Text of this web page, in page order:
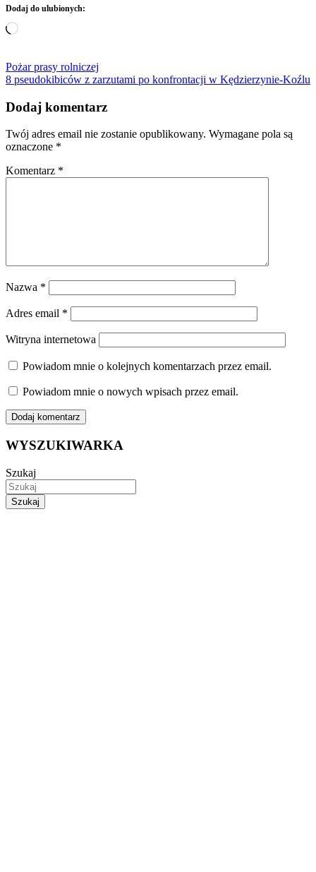
Dodaj do ulubionych:
Wczytywanie…
Nawigacja
wpisu
Pożar prasy rolniczej
8 pseudokibiców z zarzutami po konfrontacji w Kędzierzynie-Koźlu
Dodaj komentarz
Twój adres email nie zostanie opublikowany. Wymagane pola są
oznaczone *
Komentarz *
Nazwa *
Adres email *
Witryna internetowa
Powiadom mnie o kolejnych komentarzach przez email.
Powiadom mnie o nowych wpisach przez email.
WYSZUKIWARKA
Szukaj
Szukaj